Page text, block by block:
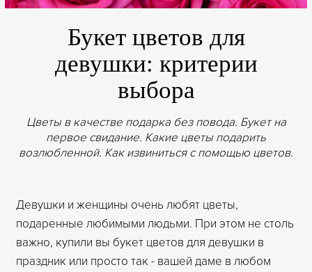
Букет цветов для
девушки: критерии
выбора
Цветы в качестве подарка без повода. Букет на
первое свидание. Какие цветы подарить
возлюбленной. Как извиниться с помощью цветов.
Девушки и женщины очень любят цветы,
подаренные любимыми людьми. При этом не столь
важно, купили вы букет цветов для девушки в
праздник или просто так - вашей даме в любом